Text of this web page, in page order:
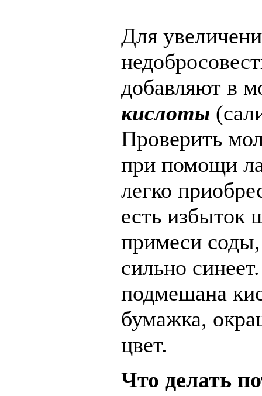
Для
добавляют в
кислоты
Проверить
при помощи
легко
есть избыток
примеси
сильно
подмешана
бумажка,
цвет.
Что делать